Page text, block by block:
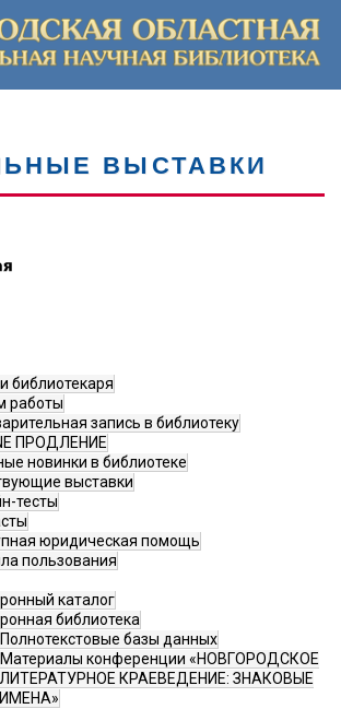
ВЫСТАВКИ
библиотекаря
работы
запись в библиотеку
ПРОДЛЕНИЕ
новинки в библиотеке
выставки
тесты
юридическая помощь
пользования
каталог
библиотека
Полнотекстовые базы данных
Материалы конференции «НОВГОРОДСКОЕ
ЛИТЕРАТУРНОЕ КРАЕВЕДЕНИЕ: ЗНАКОВЫЕ
ИМЕНА»